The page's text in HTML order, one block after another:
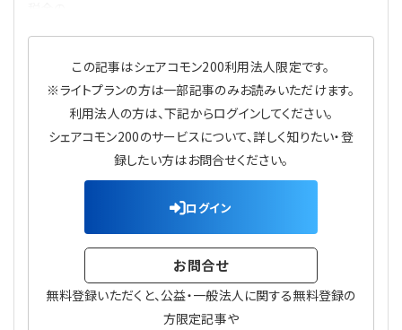
【連載】非営利法人AtoZei
【連載】労務管理の歩き方
【連載】AI活用のすすめ
【連載】IT実務一問一答
この記事はシェアコモン200利用法人限定です。
※ライトプランの方は一部記事のみお読みいただけます。
利用法人の方は、下記からログインしてください。
シェアコモン200のサービスについて、詳しく知りたい・登
録したい方はお問合せください。
ログイン
お問合せ
無料登録いただくと、公益・一般法人に関する無料登録の
方限定記事や